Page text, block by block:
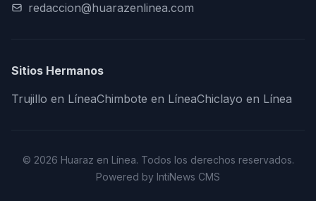
redaccion@huarazenlinea.com
Sitios Hermanos
Trujillo en LíneaChimbote en LíneaChiclayo en Línea
© 2026 Huaraz en Línea. Todos los derechos reservados.
Powered by IntiNews CMS